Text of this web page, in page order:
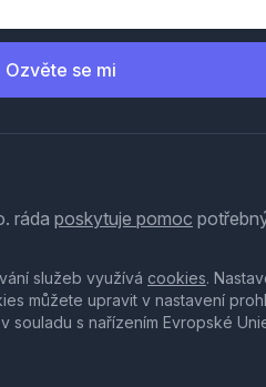
Ozvěte se mi
ráda poskytuje pomoc
služeb využívá cookies.
můžete upravit v nastavení
souladu s nařízením Evropské